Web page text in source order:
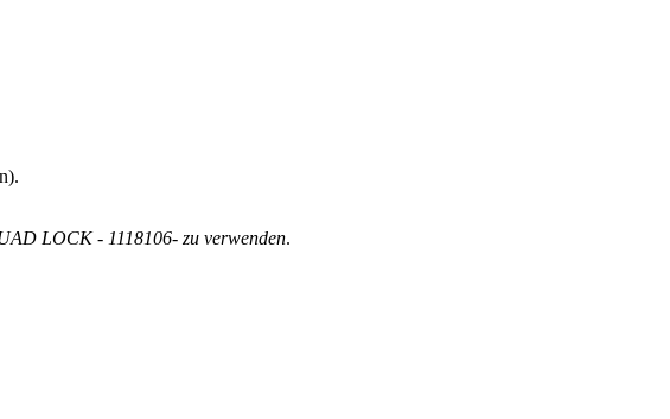
LOCK - 1118106- zu verwenden.